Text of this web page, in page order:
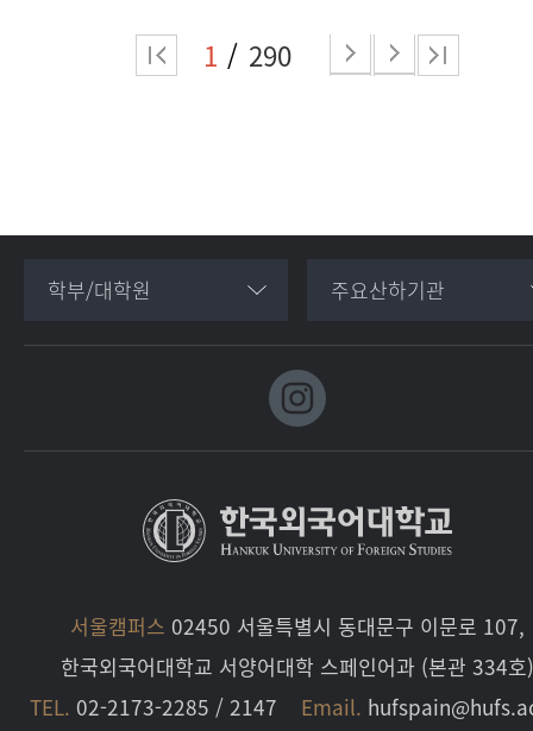
1 290
학부/대학원 주요산하기관
서울캠퍼스 02450 서울특별시 동대문구 이문로 107,
한국외국어대학교 서양어대학 스페인어과 (본관 334호)
TEL. 02-2173-2285 / 2147 Email.